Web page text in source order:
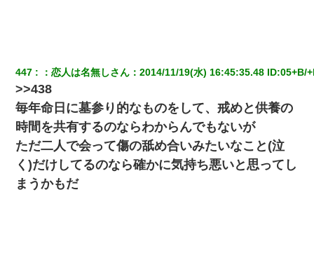
【ワロタ】姉から「肉食系14才、乳丸出し、毛はうっすら生えか
け」というタイトルで画像が送られてきた
男だけどリベンジポノレノの被害者になって未だに人生が立ち直
せない
医者「糖尿病で余命1年です」 ワイ「知らんわｗどうせ死ぬなら
食べる量増やすわｗ」→結果ｗｗｗｗｗ
447 ：恋人は名無しさん ：2014/11/19(水) 16:45:35.48 ID:05+B/
>>438
毎年命日に墓参り的なものをして、戒めと供養の
時間を共有するのならわからんでもないが
ただ二人で会って傷の舐め合いみたいなこと(泣
く)だけしてるのなら確かに気持ち悪いと思ってし
まうかもだ